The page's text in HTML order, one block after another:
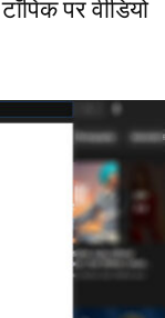
पर वीडियो